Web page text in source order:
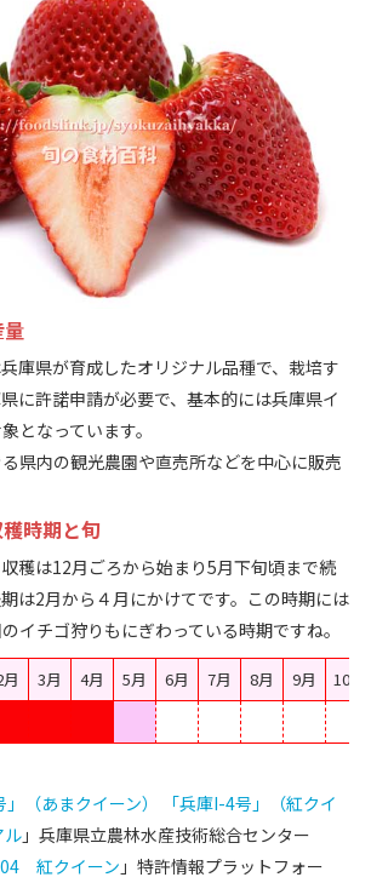
庫県が育成したオリジナル品種で、栽培す
に許諾申請が必要で、基本的には兵庫県イ
となっています。
県内の観光農園や直売所などを中心に販売
時期と旬
穫は12月ごろから始まり5月下旬頃まで続
は2月から４月にかけてです。この時期には
イチゴ狩りもにぎわっている時期ですね。
月 3月 4月 5月 6月 7月 8月 9月
10月
（あまクイーン） 「兵庫I-4号」（紅クイ
ル」兵庫県立農林水産技術総合センター
紅クイーン 」特許情報プラットフォー